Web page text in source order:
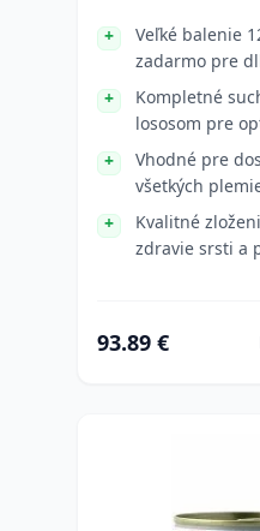
Veľké balenie
zadarmo pre
Kompletné
lososom pre
Vhodné pre
všetkých
Kvalitné
zdravie srsti a
93.89 €